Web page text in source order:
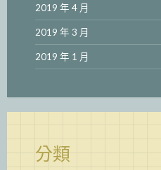
2019 年 4 月
2019 年 3 月
2019 年 1 月
分類